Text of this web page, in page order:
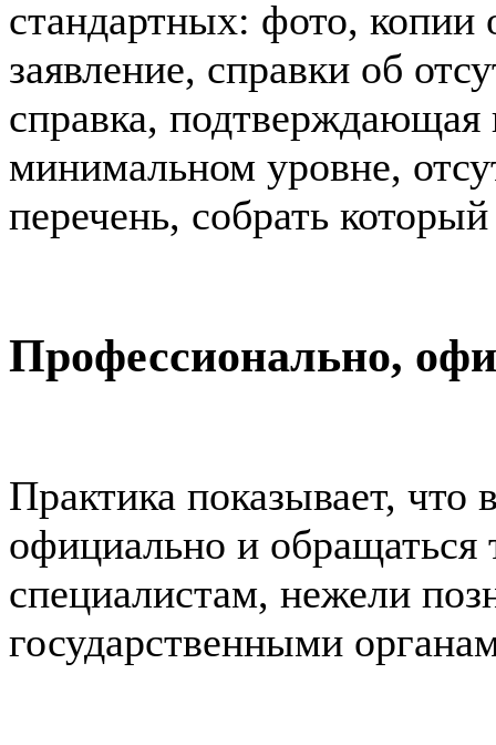
стандартных: фото, копии
заявление, справки об
справка, подтверждающая
минимальном уровне,
перечень, собрать
Профессионально,
Практика показывает, что
официально и обращаться
специалистам, нежели
государственными